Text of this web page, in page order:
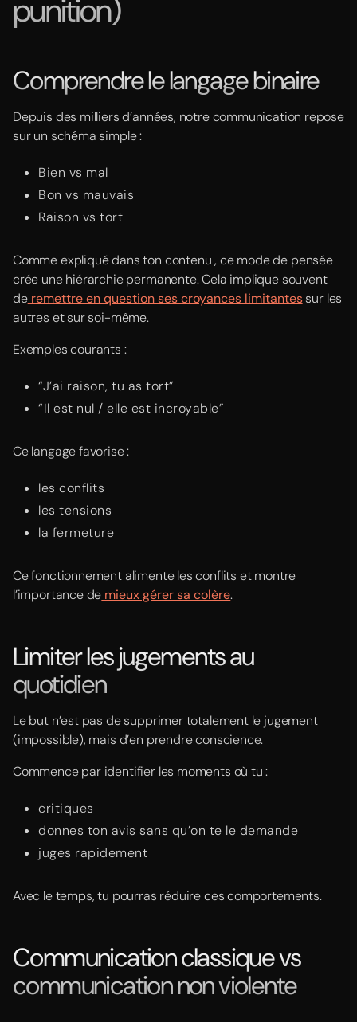
punition)
Comprendre le langage binaire
Depuis des milliers d’années, notre communication repose
sur un schéma simple :
Bien vs mal
Bon vs mauvais
Raison vs tort
Comme expliqué dans ton contenu , ce mode de pensée
crée une hiérarchie permanente. Cela implique souvent
deremettre en question ses croyances limitantessur les
autres et sur soi-même.
Exemples courants :
“J’ai raison, tu as tort”
“Il est nul / elle est incroyable”
Ce langage favorise :
les conflits
les tensions
la fermeture
Ce fonctionnement alimente les conflits et montre
l’importance de mieux gérer sa colère.
Limiter les jugements au
quotidien
Le but n’est pas de supprimer totalement le jugement
(impossible), mais d’en prendre conscience.
Commence par identifier les moments où tu :
critiques
donnes ton avis sans qu’on te le demande
juges rapidement
Avec le temps, tu pourras réduire ces comportements.
Communication classique vs
communication non violente